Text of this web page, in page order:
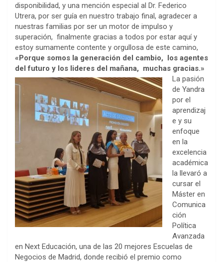
disponibilidad, y una mención especial al Dr. Federico
Utrera, por ser guía en nuestro trabajo final, agradecer a
nuestras familias por ser un motor de impulso y
superación, finalmente gracias a todos por estar aquí y
estoy sumamente contente y orgullosa de este camino,
«Porque somos la generación del cambio, los agentes
del futuro y los lideres del mañana, muchas gracias.»
La pasión
de Yandra
por el
aprendizaj
e y su
enfoque
en la
excelencia
académica
la llevaró a
cursar el
Máster en
Comunica
ción
Política
Avanzada
en Next Educación, una de las 20 mejores Escuelas de
Negocios de Madrid, donde recibió el premio como